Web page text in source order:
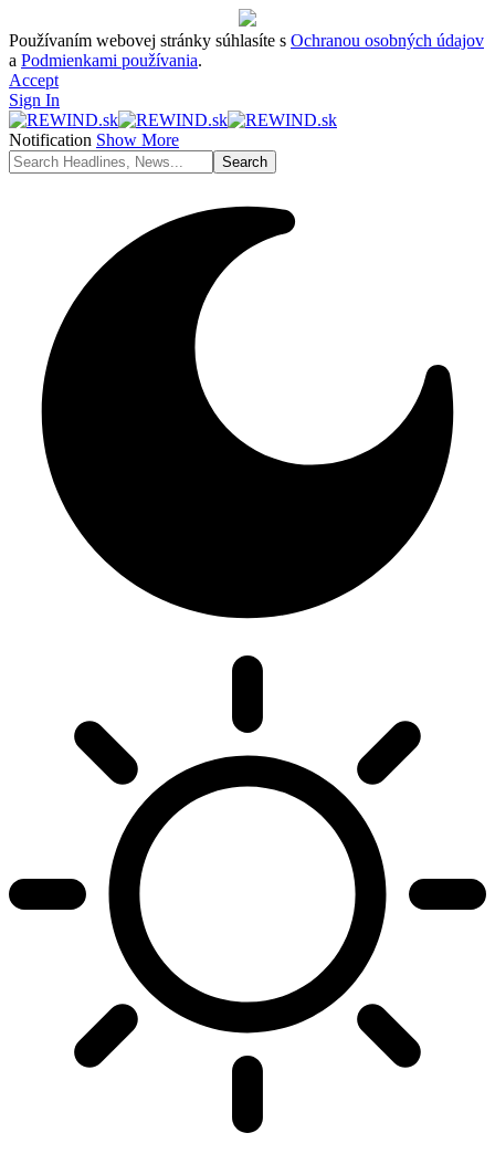
Používaním webovej stránky súhlasíte s Ochranou osobných údajov
a Podmienkami používania.
Accept
Sign In
Notification Show More